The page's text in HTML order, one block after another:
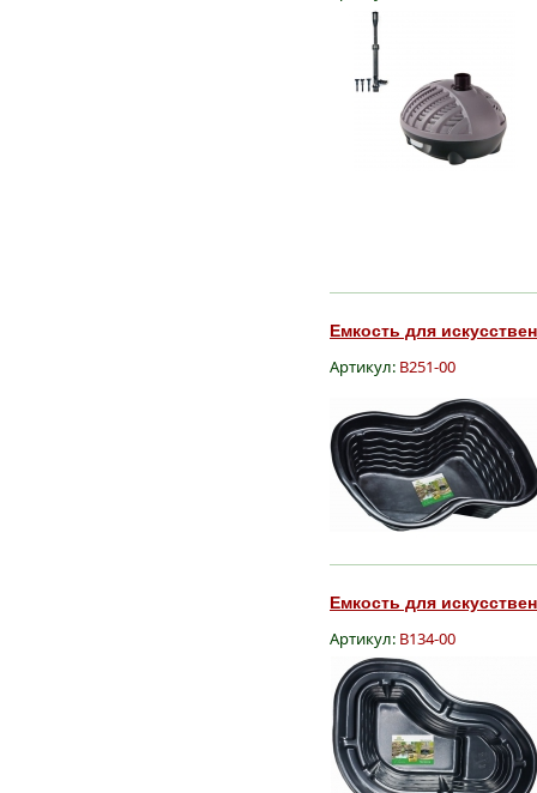
Емкость для
Артикул: B251-00
Емкость для
Артикул: B134-00